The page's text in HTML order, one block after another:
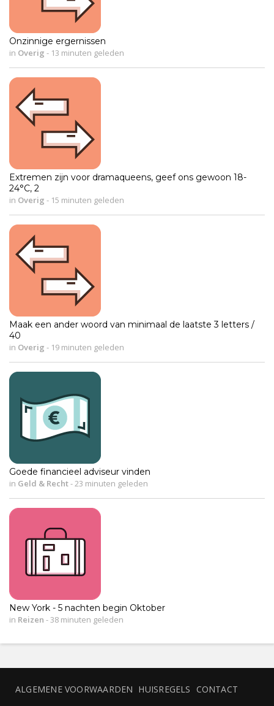
Onzinnige ergernissen
in Overig - 13 minuten geleden
Extremen zijn voor dramaqueens, geef ons gewoon 18-
24°C, 2
in Overig - 15 minuten geleden
Maak een ander woord van minimaal de laatste 3 letters /
40
in Overig - 19 minuten geleden
Goede financieel adviseur vinden
in Geld & Recht-23 minuten geleden
New York - 5 nachten begin Oktober
in Reizen -38 minuten geleden
ALGEMENE VOORWAARDEN HUISREGELS CONTACT